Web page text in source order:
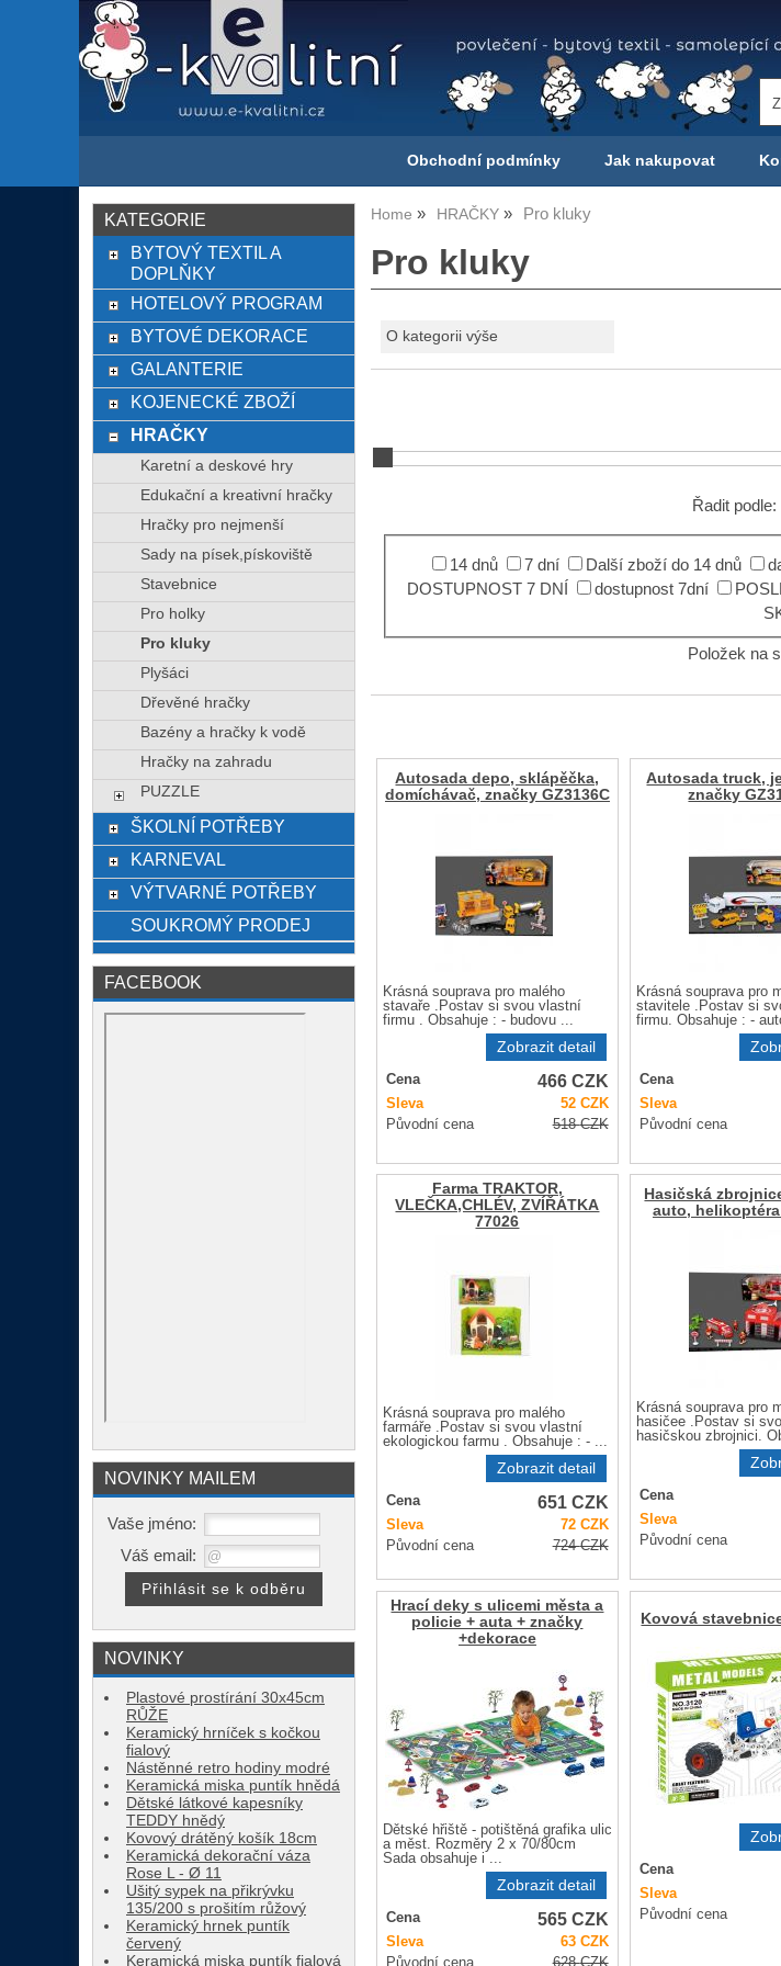
Obchodní podmínky Jak nakupovat
Home HRAČKY Pro kluky
Pro kluky
O kategorii výše
Řadit podle:
14 dnů
7 dní Další zboží do 14 dnů
DOSTUPNOST 7 DNÍ
dostupnost 7dní
Položek na
Autosada depo, sklápěčka,
domíchávač, značky GZ3136C
Krásná souprava pro malého
stavaře .Postav si svou vlastní
firmu . Obsahuje : - budovu ...
Zobrazit detail
Cena 466 CZK
Sleva 52 CZK
Původní cena
518CZK
Autosada truck,
značky
Krásná souprava pro
stavitele .Postav si
firmu. Obsahuje : -
Cena
Sleva
Původní cena
Farma TRAKTOR,
VLEČKA,CHLÉV, ZVÍŘÁTKA
77026
Krásná souprava pro malého
farmáře .Postav si svou vlastní
ekologickou farmu . Obsahuje : - ...
Zobrazit detail
Cena 651 CZK
Sleva 72 CZK
Původní cena
724CZK
Hasičská
auto, helikoptéra
Krásná souprava pro
hasičee .Postav si
hasičskou zbrojnici.
Cena
Sleva
Původní cena
Hrací deky s ulicemi města a
policie + auta + značky
+dekorace
Dětské hřiště - potištěná grafika ulic
a měst. Rozměry 2 x 70/80cm
Sada obsahuje i ...
Zobrazit detail
Cena 565 CZK
Sleva 63 CZK
Původní cena
628CZK
Kovová
Cena
Sleva
Původní cena
KATEGORIE
BYTOVÝ TEXTIL A
DOPLŇKY
HOTELOVÝ PROGRAM
BYTOVÉ DEKORACE
GALANTERIE
KOJENECKÉ ZBOŽÍ
HRAČKY
Karetní a deskové hry
Edukační a kreativní hračky
Hračky pro nejmenší
Sady na písek,pískoviště
Stavebnice
Pro holky
Pro kluky
Plyšáci
Dřevěné hračky
Bazény a hračky k vodě
Hračky na zahradu
PUZZLE
ŠKOLNÍ POTŘEBY
KARNEVAL
VÝTVARNÉ POTŘEBY
SOUKROMÝ PRODEJ
FACEBOOK
NOVINKY MAILEM
Vaše jméno:
Váš email:
NOVINKY
Plastové prostírání 30x45cm
RŮŽE
Keramický hrníček s kočkou
fialový
Nástěnné retro hodiny modré
Keramická miska puntík hnědá
Dětské látkové kapesníky
TEDDY hnědý
Kovový drátěný košík 18cm
Keramická dekorační váza
Rose L - Ø 11
Ušitý sypek na přikrývku
135/200 s prošitím růžový
Keramický hrnek puntík
červený
Keramická miska puntík fialová